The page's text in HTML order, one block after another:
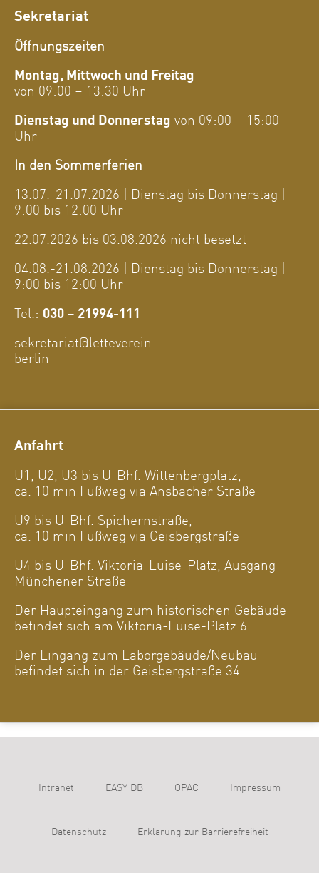
Sekretariat
Öffnungszeiten
Montag, Mittwoch und Freitag
von 09:00 – 13:30 Uhr
Dienstag und Donnerstag von 09:00 – 15:00
Uhr
In den Sommerferien
13.07.-21.07.2026 | Dienstag bis Donnerstag |
9:00 bis 12:00 Uhr
22.07.2026 bis 03.08.2026 nicht besetzt
04.08.-21.08.2026 | Dienstag bis Donnerstag |
9:00 bis 12:00 Uhr
Tel.: 030 – 21994-111
sekretariat@letteverein.
berlin
Anfahrt
U1, U2, U3 bis U-Bhf. Wittenbergplatz,
ca. 10 min Fußweg via Ansbacher Straße
U9 bis U-Bhf. Spichernstraße,
ca. 10 min Fußweg via Geisbergstraße
U4 bis U-Bhf. Viktoria-Luise-Platz, Ausgang
Münchener Straße
Der Haupteingang zum historischen Gebäude
befindet sich am Viktoria-Luise-Platz 6.
Der Eingang zum Laborgebäude/Neubau
befindet sich in der Geisbergstraße 34.
Intranet EASY DB OPAC Impressum
Datenschutz Erklärung zur Barrierefreiheit